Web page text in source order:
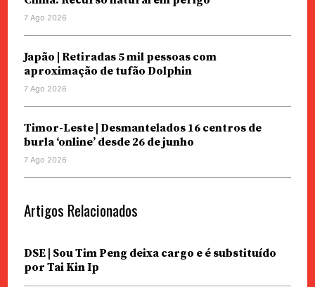
7 Ago 2026
Japão | Retiradas 5 mil pessoas com
aproximação de tufão Dolphin
7 Ago 2026
Timor-Leste | Desmantelados 16 centros de
burla ‘online’ desde 26 de junho
7 Ago 2026
Artigos Relacionados
DSE | Sou Tim Peng deixa cargo e é substituído
por Tai Kin Ip